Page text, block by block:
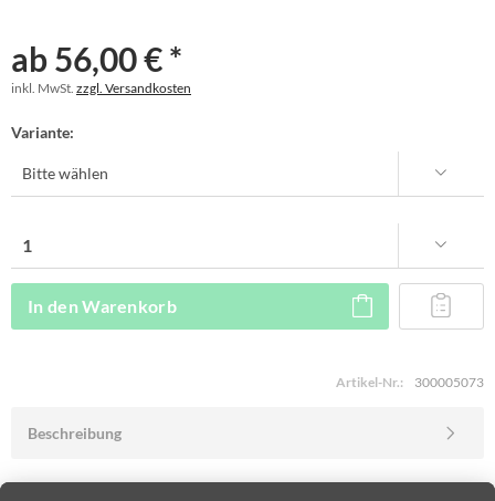
ab 56,00 € *
inkl. MwSt. zzgl. Versandkosten
Variante:
In den Warenkorb
Artikel-Nr.: 300005073
Beschreibung